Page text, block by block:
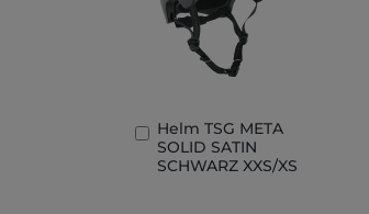
Helm TSG META
SOLID SATIN
SCHWARZ XXS/XS
In
den
Warenkorb